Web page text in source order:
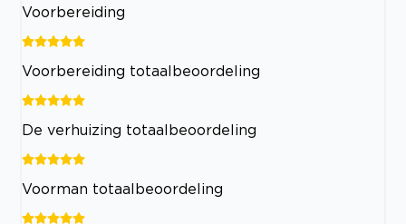
Voorbereiding
Voorbereiding totaalbeoordeling
De verhuizing totaalbeoordeling
Voorman totaalbeoordeling